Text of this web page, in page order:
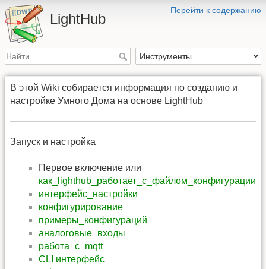
Перейти к содержанию
LightHub
В этой Wiki собирается информация по созданию и
настройке Умного Дома на основе LightHub
Запуск и настройка
Первое включение или
как_lighthub_работает_с_файлом_конфигурации
интерфейс_настройки
конфигурирование
примеры_конфигураций
аналоговые_входы
работа_с_mqtt
CLI интерфейс